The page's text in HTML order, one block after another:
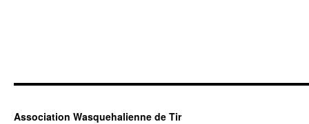
Association Wasquehalienne de Tir